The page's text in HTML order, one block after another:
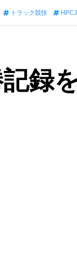
トラック競技
録